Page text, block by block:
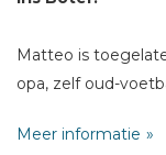
Matteo is
opa, zelf oud-
voetbalschool van
Meer informatie
Titel *
Bericht *